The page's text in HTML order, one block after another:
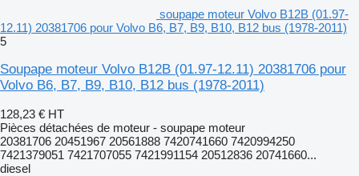
soupape moteur Volvo B12B (01.97-
12.11) 20381706 pour Volvo B6, B7, B9, B10, B12 bus (1978-2011)
5
Soupape moteur Volvo B12B (01.97-12.11) 20381706 pour
Volvo B6, B7, B9, B10, B12 bus (1978-2011)
128,23 € HT
Pièces détachées de moteur - soupape moteur
20381706 20451967 20561888 7420741660 7420994250
7421379051 7421707055 7421991154 20512836 20741660...
diesel